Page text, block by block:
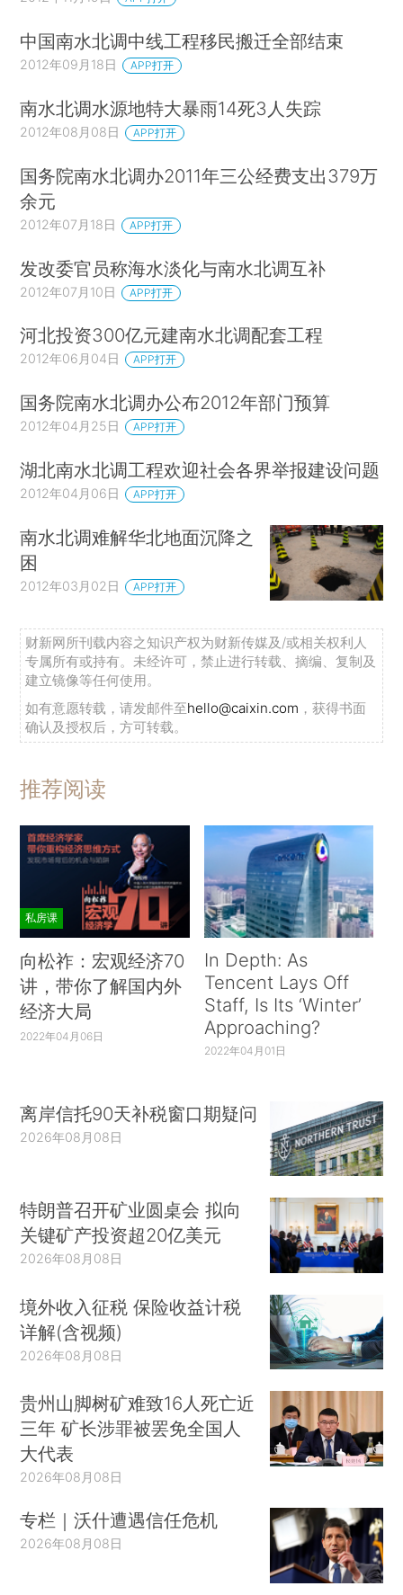
中国南水北调中线工程移民搬迁全部结束
2012年09月18日 APP打开
南水北调水源地特大暴雨14死3人失踪
2012年08月08日 APP打开
国务院南水北调办2011年三公经费支出379万
余元
2012年07月18日 APP打开
发改委官员称海水淡化与南水北调互补
2012年07月10日 APP打开
河北投资300亿元建南水北调配套工程
2012年06月04日 APP打开
国务院南水北调办公布2012年部门预算
2012年04月25日 APP打开
湖北南水北调工程欢迎社会各界举报建设问题
2012年04月06日 APP打开
南水北调难解华北地面沉降之
困
2012年03月02日 APP打开
财新网所刊载内容之知识产权为财新传媒及/或相关权利人
专属所有或持有。未经许可，禁止进行转载、摘编、复制及
建立镜像等任何使用。
如有意愿转载，请发邮件至hello@caixin.com ，获得书面
确认及授权后，方可转载。
推荐阅读
私房课
向松祚：宏观经济70
讲，带你了解国内外
经济大局
2022年04月06日
In Depth: As
Tencent Lays Off
Staff, Is Its ‘Winter’
Approaching?
2022年04月01日
离岸信托90天补税窗口期疑问
2026年08月08日
特朗普召开矿业圆桌会 拟向
关键矿产投资超20亿美元
2026年08月08日
境外收入征税 保险收益计税
详解(含视频)
2026年08月08日
贵州山脚树矿难致16人死亡近
三年 矿长涉罪被罢免全国人
大代表
2026年08月08日
专栏｜沃什遭遇信任危机
2026年08月08日